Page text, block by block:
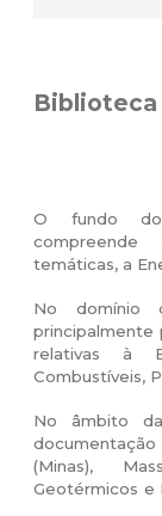
Biblioteca
O fundo
compreende
temáticas, a
No domínio
principalmente
relativas à
Combustíveis,
No âmbito
(Minas),
Geotérmicos e